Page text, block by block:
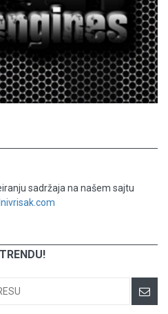
sadržaja na našem sajtu